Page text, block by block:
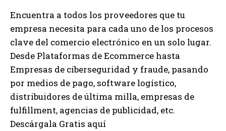
Encuentra a todos los proveedores que tu
empresa necesita para cada uno de los procesos
clave del comercio electrónico en un solo lugar.
Desde Plataformas de Ecommerce hasta
Empresas de ciberseguridad y fraude, pasando
por medios de pago, software logístico,
distribuidores de última milla, empresas de
fulfillment, agencias de publicidad, etc.
Descárgala Gratis aquí